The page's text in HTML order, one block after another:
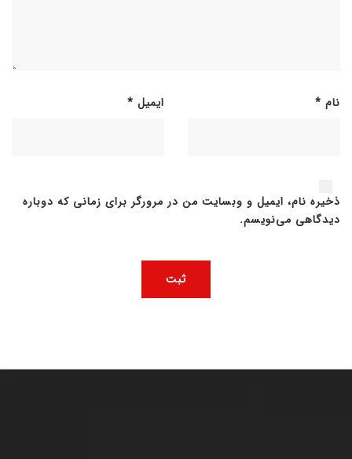
نام * ایمیل *
ذخیره نام، ایمیل و وبسایت من در مرورگر برای زمانی که دوباره
دیدگاهی می‌نویسم.